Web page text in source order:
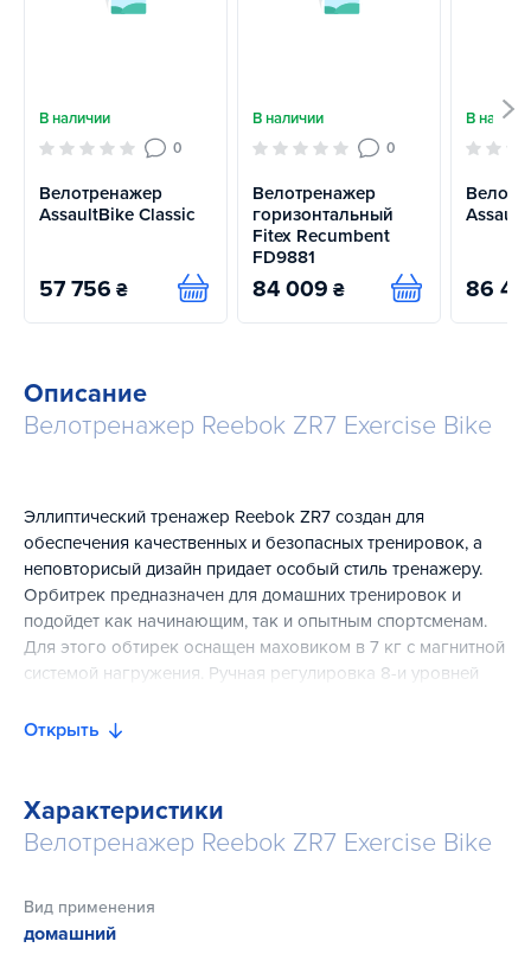
В наличии
0
Велотренажер
AssaultBike Classic
57 756 ₴ Купить
В наличии
0
Велотренажер
горизонтальный
Fitex Recumbent
FD9881
84 009 ₴ Купить
В
86
Описание
Велотренажер Reebok ZR7 Exercise Bike
Эллиптический тренажер Reebok ZR7 создан для
обеспечения качественных и безопасных тренировок, а
неповторисый дизайн придает особый стиль тренажеру.
Орбитрек предназначен для домашних тренировок и
подойдет как начинающим, так и опытным спортсменам.
Для этого обтирек оснащен маховиком в 7 кг с магнитной
системой нагружения. Ручная регулировка 8-и уровней
эффективно. Орбитреки позволяют проработать более
Открыть
Характеристики
Велотренажер Reebok ZR7 Exercise Bike
Вид применения
домашний